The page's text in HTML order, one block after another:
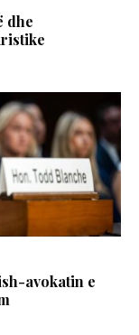
dhe
avokatin e